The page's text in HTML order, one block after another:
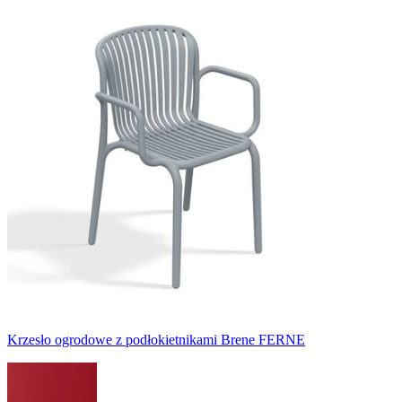
Krzesło ogrodowe z podłokietnikami Brene FERNE